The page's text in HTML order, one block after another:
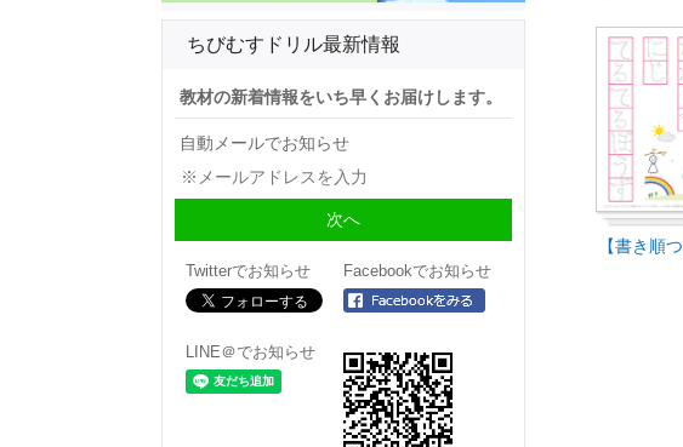
【書き順
ちびむすドリル最新情報
教材の新着情報をいち早くお届けします。
自動メールでお知らせ
Twitterでお知らせ Facebookでお知らせ
LINE＠でお知らせ